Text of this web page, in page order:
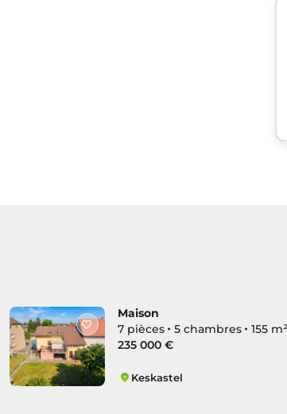
Maison
7 pièces
5 chambres
155 m²
235 000 €
Keskastel